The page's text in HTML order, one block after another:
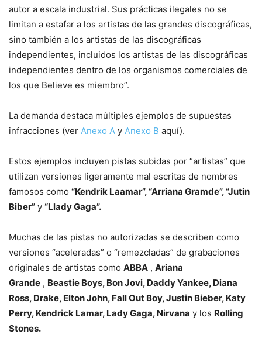
autor a escala industrial. Sus prácticas ilegales no se
limitan a estafar a los artistas de las grandes discográficas,
sino también a los artistas de las discográficas
independientes, incluidos los artistas de las discográficas
independientes dentro de los organismos comerciales de
los que Believe es miembro”.
La demanda destaca múltiples ejemplos de supuestas
infracciones (ver Anexo A y Anexo B aquí).
Estos ejemplos incluyen pistas subidas por “artistas” que
utilizan versiones ligeramente mal escritas de nombres
famosos como “Kendrik Laamar”, “Arriana Gramde”, “Jutin
Biber” y “Llady Gaga”.
Muchas de las pistas no autorizadas se describen como
versiones “aceleradas” o “remezcladas” de grabaciones
originales de artistas como ABBA , Ariana
Grande , Beastie Boys, Bon Jovi, Daddy Yankee, Diana
Ross, Drake, Elton John, Fall Out Boy, Justin Bieber, Katy
Perry, Kendrick Lamar, Lady Gaga, Nirvana y los Rolling
Stones.